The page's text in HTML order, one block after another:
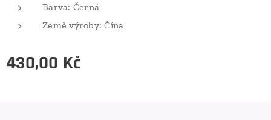
Barva: Černá
Země výroby: Čína
430,00 Kč